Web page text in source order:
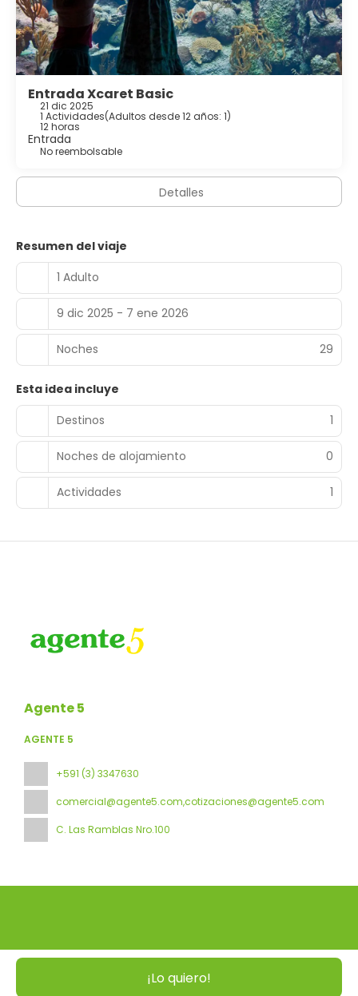
¡Lo quiero!
Entrada Xcaret Basic
21 dic 2025
1 Actividades(Adultos desde 12 años: 1)
12 horas
Entrada
No reembolsable
Detalles
Resumen del viaje
1 Adulto
9 dic 2025 - 7 ene 2026
Noches 29
Esta idea incluye
Destinos
1
Noches de alojamiento 0
Actividades 1
Agente 5
AGENTE 5
+591 (3) 3347630
comercial@agente5.com,cotizaciones@agente5.com
C. Las Ramblas Nro.100
Todos los derechos reservados Agente 5 © 2026
Política de